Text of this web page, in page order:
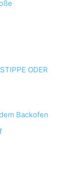
ODER
Backofen